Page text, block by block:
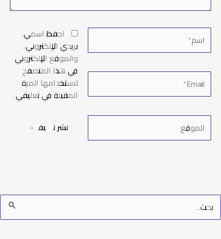
اسم*
Email*
الموقع
احفظ اسمي،
بريدي الإلكتروني،
والموقع الإلكتروني
في هذا المتصفح
لاستخدامها المرة
المقبلة في تعليقي.
ل